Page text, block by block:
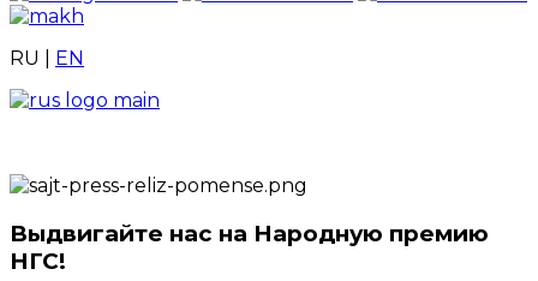
RU EN
Выдвигайте нас на Народную премию
НГС!